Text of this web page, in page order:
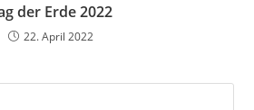
der Erde 2022
22. April 2022